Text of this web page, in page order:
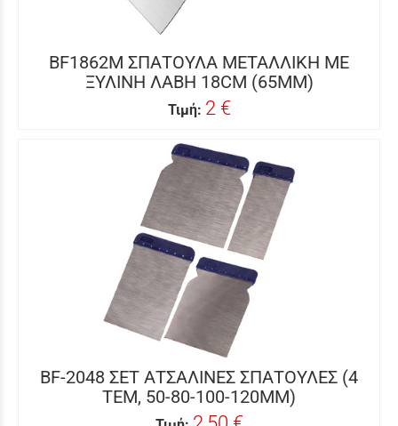
BF1862M ΣΠΑΤΟΥΛΑ ΜΕΤΑΛΛΙΚΗ ΜΕ
ΞΥΛΙΝΗ ΛΑΒΗ 18CM (65MM)
Τιμή: 2 €
BF-2048 ΣΕΤ ΑΤΣΑΛΙΝΕΣ ΣΠΑΤΟΥΛΕΣ (4
ΤΕΜ, 50-80-100-120MM)